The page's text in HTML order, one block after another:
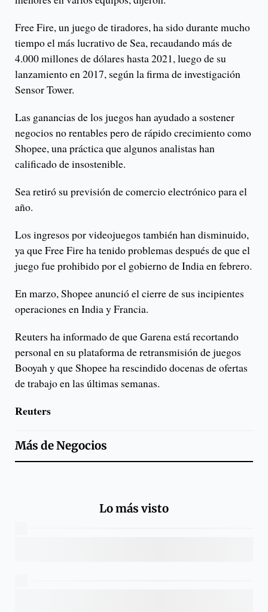
Free Fire, un juego de tiradores, ha sido durante mucho
tiempo el más lucrativo de Sea, recaudando más de
4.000 millones de dólares hasta 2021, luego de su
lanzamiento en 2017, según la firma de investigación
Sensor Tower.
Las ganancias de los juegos han ayudado a sostener
negocios no rentables pero de rápido crecimiento como
Shopee, una práctica que algunos analistas han
calificado de insostenible.
Sea retiró su previsión de comercio electrónico para el
año.
Los ingresos por videojuegos también han disminuido,
ya que Free Fire ha tenido problemas después de que el
juego fue prohibido por el gobierno de India en febrero.
En marzo, Shopee anunció el cierre de sus incipientes
operaciones en India y Francia.
Reuters ha informado de que Garena está recortando
personal en su plataforma de retransmisión de juegos
Booyah y que Shopee ha rescindido docenas de ofertas
de trabajo en las últimas semanas.
Reuters
Más deNegocios
Lo más visto